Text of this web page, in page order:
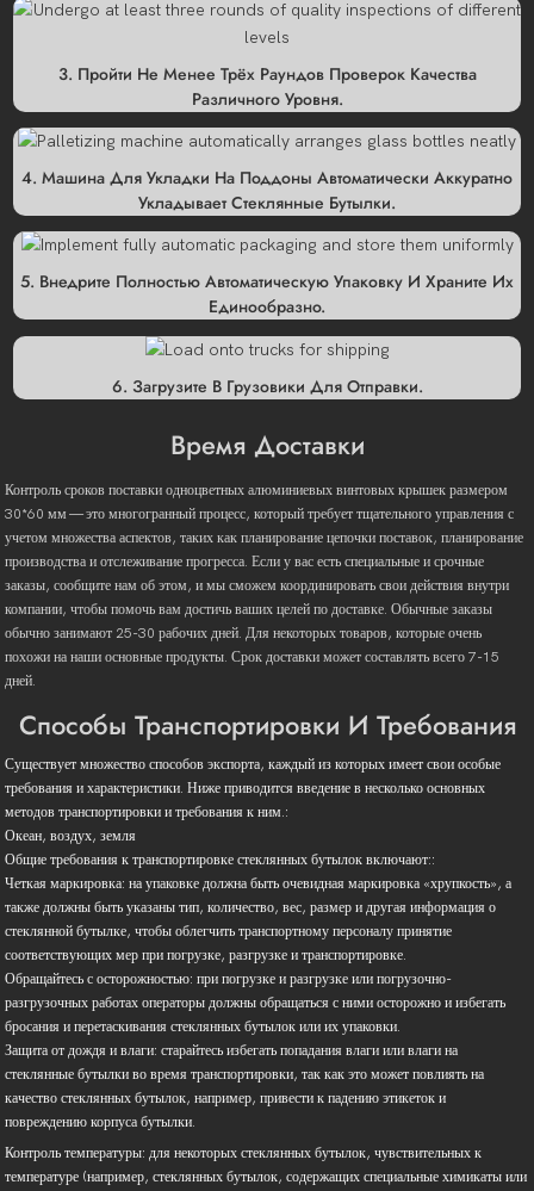
3. Пройти Не Менее Трёх Раундов Проверок Качества
Различного Уровня.
4. Машина Для Укладки На Поддоны Автоматически Аккуратно
Укладывает Стеклянные Бутылки.
5. Внедрите Полностью Автоматическую Упаковку И Храните Их
Единообразно.
6. Загрузите В Грузовики Для Отправки.
Время Доставки
Контроль сроков поставки одноцветных алюминиевых винтовых крышек размером
30*60 мм — это многогранный процесс, который требует тщательного управления с
учетом множества аспектов, таких как планирование цепочки поставок, планирование
производства и отслеживание прогресса. Если у вас есть специальные и срочные
заказы, сообщите нам об этом, и мы сможем координировать свои действия внутри
компании, чтобы помочь вам достичь ваших целей по доставке. Обычные заказы
обычно занимают 25-30 рабочих дней. Для некоторых товаров, которые очень
похожи на наши основные продукты. Срок доставки может составлять всего 7-15
дней.
Способы Транспортировки И Требования
Существует множество способов экспорта, каждый из которых имеет свои особые
требования и характеристики. Ниже приводится введение в несколько основных
методов транспортировки и требования к ним.:
Океан, воздух, земля
Общие требования к транспортировке стеклянных бутылок включают::
Четкая маркировка: на упаковке должна быть очевидная маркировка «хрупкость», а
также должны быть указаны тип, количество, вес, размер и другая информация о
стеклянной бутылке, чтобы облегчить транспортному персоналу принятие
соответствующих мер при погрузке, разгрузке и транспортировке.
Обращайтесь с осторожностью: при погрузке и разгрузке или погрузочно-
разгрузочных работах операторы должны обращаться с ними осторожно и избегать
бросания и перетаскивания стеклянных бутылок или их упаковки.
Защита от дождя и влаги: старайтесь избегать попадания влаги или влаги на
стеклянные бутылки во время транспортировки, так как это может повлиять на
качество стеклянных бутылок, например, привести к падению этикеток и
повреждению корпуса бутылки.
Контроль температуры: для некоторых стеклянных бутылок, чувствительных к
температуре (например, стеклянных бутылок, содержащих специальные химикаты или